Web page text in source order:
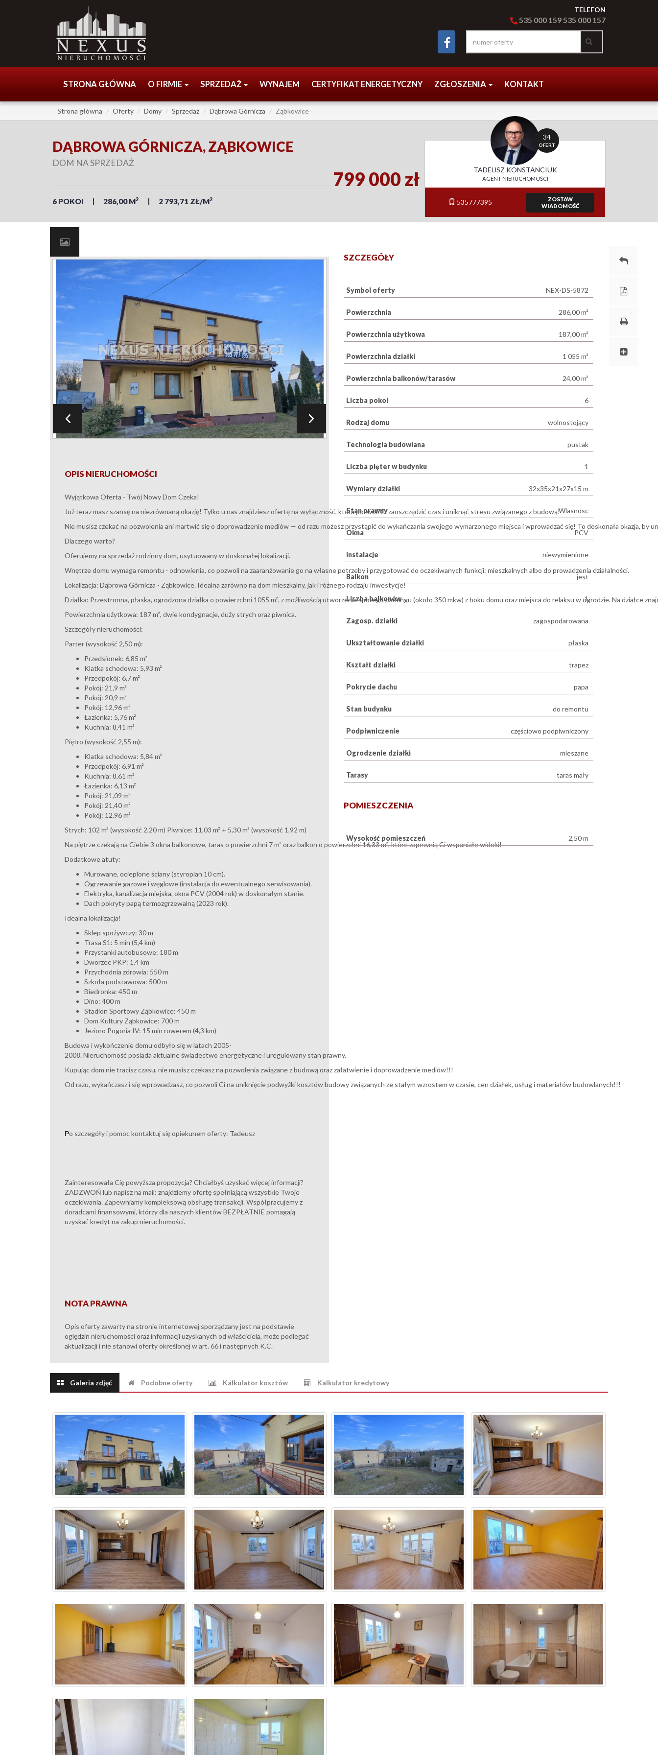
TELEFON
535 000 159535 000 157
STRONA GŁÓWNA O FIRMIE SPRZEDAŻ WYNAJEM CERTYFIKAT ENERGETYCZNY ZGŁOSZENIA KONTAKT
Strona główna Oferty Domy Sprzedaż Dąbrowa Górnicza Ząbkowice
DĄBROWA GÓRNICZA, ZĄBKOWICE
DOM NA SPRZEDAŻ
6 POKOI 286,00 M2 2 793,71 ZŁ/M2
799 000 zł
34
OFERT
TADEUSZ KONSTANCIUK
AGENT NIERUCHOMOŚCI
535777395
ZOSTAW
WIADOMOŚĆ
OPIS NIERUCHOMOŚCI
Wyjątkowa Oferta - Twój Nowy Dom Czeka!
Już teraz masz szansę na niezrównaną okazję! Tylko u nas znajdziesz ofertę na wyłączność, która pozwoli Ci zaoszczędzić czas i uniknąć stresu związanego z budową!
Nie musisz czekać na pozwolenia ani martwić się o doprowadzenie mediów — od razu możesz przystąpić do wykańczania swojego wymarzonego miejsca i wprowadzać się! To doskonała okazja, by
Dlaczego warto?
Oferujemy na sprzedaż rodzinny dom, usytuowany w doskonałej lokalizacji.
Wnętrze domu wymaga remontu - odnowienia, co pozwoli na zaaranżowanie go na własne potrzeby i przygotować do oczekiwanych funkcji: mieszkalnych albo do prowadzenia działalności.
Lokalizacja: Dąbrowa Górnicza - Ząbkowice. Idealna zarówno na dom mieszkalny, jak i różnego rodzaju inwestycje!
Działka: Przestronna, płaska, ogrodzona działka o powierzchni 1055 m², z możliwością utworzenia sporego parkingu (około 350 mkw) z boku domu oraz miejsca do relaksu w ogrodzie. Na działce
Powierzchnia użytkowa: 187 m², dwie kondygnacje, duży strych oraz piwnica.
Szczegóły nieruchomości:
Parter (wysokość 2,50 m):
Przedsionek: 6,85 m²
Klatka schodowa: 5,93 m²
Przedpokój: 6,7 m²
Pokój: 21,9 m²
Pokój: 20,9 m²
Pokój: 12,96 m²
Łazienka: 5,76 m²
Kuchnia: 8,41 m²
Piętro (wysokość 2,55 m):
Klatka schodowa: 5,84 m²
Przedpokój: 6,91 m²
Kuchnia: 8,61 m²
Łazienka: 6,13 m²
Pokój: 21,09 m²
Pokój: 21,40 m²
Pokój: 12,96 m²
Strych: 102 m² (wysokość 2,20 m) Piwnice: 11,03 m² + 5,30 m² (wysokość 1,92 m)
Na piętrze czekają na Ciebie 3 okna balkonowe, taras o powierzchni 7 m² oraz balkon o powierzchni 16,33 m², które zapewnią Ci wspaniałe widoki!
Dodatkowe atuty:
Murowane, ocieplone ściany (styropian 10 cm).
Ogrzewanie gazowe i węglowe (instalacja do ewentualnego serwisowania).
Elektryka, kanalizacja miejska, okna PCV (2004 rok) w doskonałym stanie.
Dach pokryty papą termozgrzewalną (2023 rok).
Idealna lokalizacja!
Sklep spożywczy: 30 m
Trasa S1: 5 min (5,4 km)
Przystanki autobusowe: 180 m
Dworzec PKP: 1,4 km
Przychodnia zdrowia: 550 m
Szkoła podstawowa: 500 m
Biedronka: 450 m
Dino: 400 m
Stadion Sportowy Ząbkowice: 450 m
Dom Kultury Ząbkowice: 700 m
Jezioro Pogoria IV: 15 min rowerem (4,3 km)
Budowa i wykończenie domu odbyło się w latach 2005-
2008. Nieruchomość posiada aktualne świadectwo energetyczne i uregulowany stan prawny.
Kupując dom nie tracisz czasu, nie musisz czekasz na pozwolenia związane z budową oraz załatwienie i doprowadzenie mediów!!!
Od razu, wykańczasz i się wprowadzasz, co pozwoli Ci na uniknięcie podwyżki kosztów budowy związanych ze stałym wzrostem w czasie, cen działek, usług i materiałów budowlanych!!!
Po szczegóły i pomoc kontaktuj się opiekunem oferty: Tadeusz
Zainteresowała Cię powyższa propozycja? Chciałbyś uzyskać więcej informacji?
ZADZWOŃ lub napisz na mail: znajdziemy ofertę spełniającą wszystkie Twoje
oczekiwania. Zapewniamy kompleksową obsługę transakcji. Współpracujemy z
doradcami finansowymi, którzy dla naszych klientów BEZPŁATNIE pomagają
uzyskać kredyt na zakup nieruchomości.
NOTA PRAWNA
Opis oferty zawarty na stronie internetowej sporządzany jest na podstawie
oględzin nieruchomości oraz informacji uzyskanych od właściciela, może podlegać
aktualizacji i nie stanowi oferty określonej w art. 66 i następnych K.C.
SZCZEGÓŁY
Symbol oferty NEX-DS-5872
Powierzchnia 286,00 m²
Powierzchnia użytkowa 187,00 m²
Powierzchnia działki 1 055 m²
Powierzchnia balkonów/tarasów 24,00 m²
Liczba pokoi 6
Rodzaj domu wolnostojący
Technologia budowlana pustak
Liczba pięter w budynku 1
Wymiary działki 32x35x21x27x15 m
Stan prawny Wlasnosc
Okna PCV
Instalacje niewymienione
Balkon jest
Liczba balkonów 1
Zagosp. działki zagospodarowana
Ukształtowanie działki płaska
Kształt działki trapez
Pokrycie dachu papa
Stan budynku do remontu
Podpiwniczenie częściowo podpiwniczony
Ogrodzenie działki mieszane
Tarasy taras mały
POMIESZCZENIA
Wysokość pomieszczeń 2,50 m
Galeria zdjęć Podobne oferty Kalkulator kosztów Kalkulator kredytowy